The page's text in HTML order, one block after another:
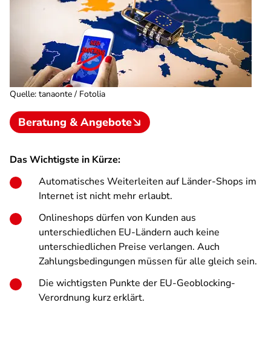
Quelle: tanaonte / Fotolia
Beratung & Angebote
Das Wichtigste in Kürze:
Automatisches Weiterleiten auf Länder-Shops im
Internet ist nicht mehr erlaubt.
Onlineshops dürfen von Kunden aus
unterschiedlichen EU-Ländern auch keine
unterschiedlichen Preise verlangen. Auch
Zahlungsbedingungen müssen für alle gleich sein.
Die wichtigsten Punkte der EU-Geoblocking-
Verordnung kurz erklärt.